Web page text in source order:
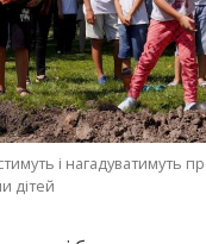
і нагадуватимуть
дітей